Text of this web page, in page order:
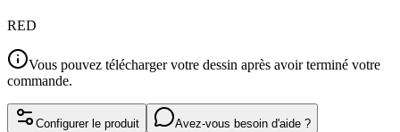
RED
Vous pouvez télécharger votre dessin après avoir terminé votre
commande.
Configurer le produit Avez-vous besoin d'aide ?